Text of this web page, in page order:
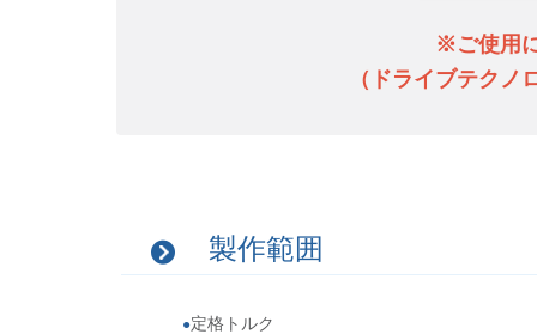
※ご使用
（ドライブテク
製作範囲
定格トルク